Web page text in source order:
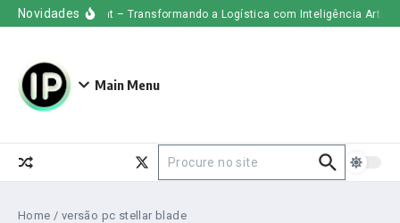
Ir para o conteúdo
Novidades
Uber Freight – Transformando a Logística com Inteligência
Main Menu
Home / versão pc stellar blade